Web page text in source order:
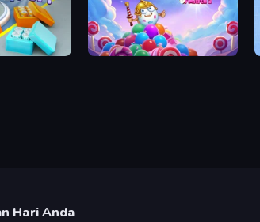
Heroes of Match 3
Hari Anda